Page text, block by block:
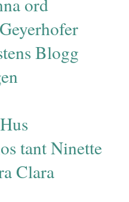
Blogg
tant Ninette
Clara